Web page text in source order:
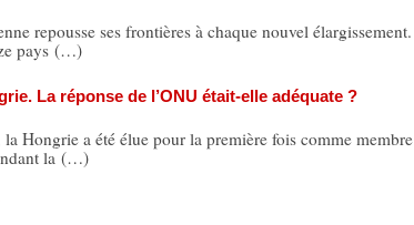
repousse ses frontières à chaque nouvel élargissement.
pays (…)
La réponse de l’ONU était-elle adéquate ?
Hongrie a été élue pour la première fois comme membre
la (…)